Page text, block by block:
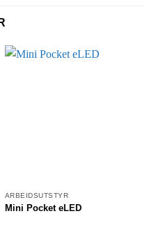
ARBEIDSUTSTYR
Mini Pocket eLED